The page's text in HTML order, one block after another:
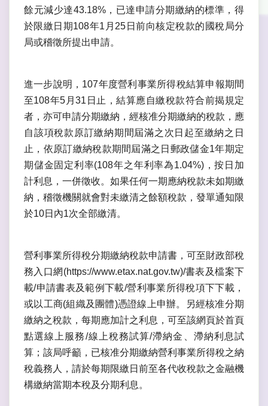
餘元減少達43.18%，已達申請分期繳納的標準，得
於限繳日期108年1月25日前向核定稅款的國稅局分
局或稽徵所提出申請。
進一步說明，107年度營利事業所得稅結算申報期間
至108年5月31日止，結算應自繳稅款符合前揭規定
者，亦可申請分期繳納，經核准分期繳納的稅款，應
自該項稅款原訂繳納期間屆滿之次日起至繳納之日
止，依原訂繳納稅款期間屆滿之日郵政儲金1年期定
期儲金固定利率(108年之年利率為1.04%)，按日加
計利息，一併徵收。如果任何一期應納稅款未如期繳
納，稽徵機關就會對未繳清之餘額稅款，發單通知限
於10日內1次全部繳清。
營利事業所得稅分期繳納稅款申請書，可至財政部稅
務入口網(https://www.etax.nat.gov.tw)/書表及檔案下
載/申請書表及範例下載/營利事業所得稅項下下載，
或以工商(組織及團體)憑證線上申辦。另經核准分期
繳納之稅款，每期應加計之利息，可至該網頁於首頁
點選線上服務/線上稅務試算/滯納金、滯納利息試
算；該局呼籲，已核准分期繳納營利事業所得稅之納
稅義務人，請於每期限繳日前至各代收稅款之金融機
構繳納當期本稅及分期利息。